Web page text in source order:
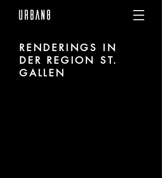
RENDERINGS IN
DER REGION ST.
GALLEN